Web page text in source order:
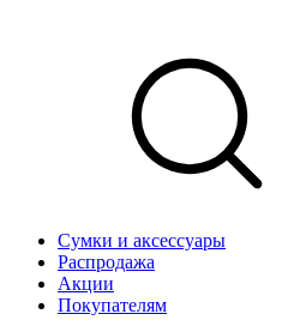
Сумки и аксессуары
Распродажа
Акции
Покупателям